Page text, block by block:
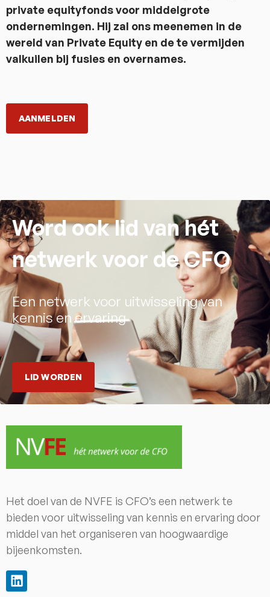
private equityfonds voor middelgrote
ondernemingen. Hij zal ons meenemen in de
wereld van Private Equity en de te vermijden
valkuilen bij fusies en overnames.
AANMELDEN
Word ook lid van hét
netwerk voor de CFO
Een netwerk voor uitwisseling van
kennis en ervaring
LID WORDEN
Het doel van de NVFE is CFO’s een netwerk te
bieden voor uitwisseling van kennis en ervaring door
middel van het organiseren van hoogwaardige
bijeenkomsten.